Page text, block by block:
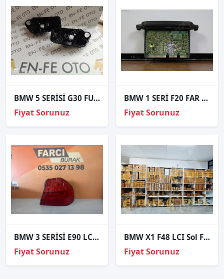
BMW 5 SERİSİ G30 FULL LED SOL FAR KASASI
Fiyat Sorunuz
BMW 1 SERİ F20 FAR BEYNİ 731614501
Fiyat Sorunuz
BMW 3 SERİSİ E90 LCİ SAĞ STOP ORJİNAL
Fiyat Sorunuz
BMW X1 F48 LCI Sol Far Gündüz Led Modülü – 63119477821
Fiyat Sorunuz